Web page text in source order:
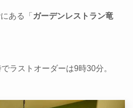
ある「 ガーデンレストラン竜
ラストオーダーは9時30分。